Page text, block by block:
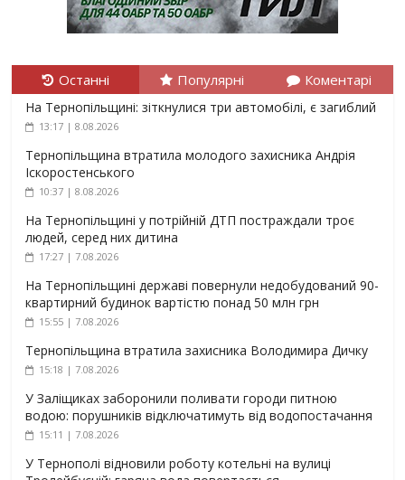
Останні Популярні Коментарі
На Тернопільщині: зіткнулися три автомобілі, є загиблий
13:17 | 8.08.2026
Тернопільщина втратила молодого захисника Андрія
Іскоростенського
10:37 | 8.08.2026
На Тернопільщині у потрійній ДТП постраждали троє
людей, серед них дитина
17:27 | 7.08.2026
На Тернопільщині державі повернули недобудований 90-
квартирний будинок вартістю понад 50 млн грн
15:55 | 7.08.2026
Тернопільщина втратила захисника Володимира Дичку
15:18 | 7.08.2026
У Заліщиках заборонили поливати городи питною
водою: порушників відключатимуть від водопостачання
15:11 | 7.08.2026
У Тернополі відновили роботу котельні на вулиці